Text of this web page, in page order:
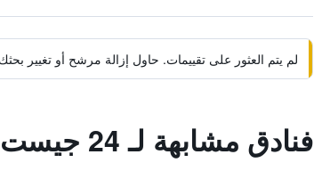
لم يتم العثور على تقييمات. حاول إزالة مرشح أو تغيير
فنادق مشابهة لـ 24 جيست هاوس مييونجدونج تاون